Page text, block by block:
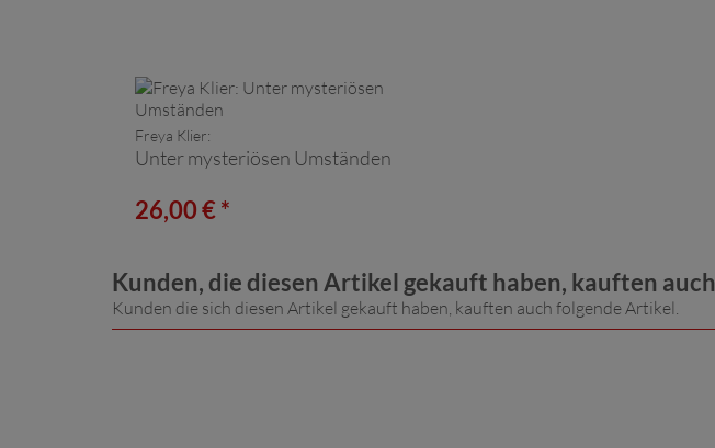
Freya Klier:
Unter mysteriösen Umständen
26,00 € *
Kunden, die diesen Artikel gekauft haben, kauften auch
Kunden die sich diesen Artikel gekauft haben, kauften auch folgende Artikel.